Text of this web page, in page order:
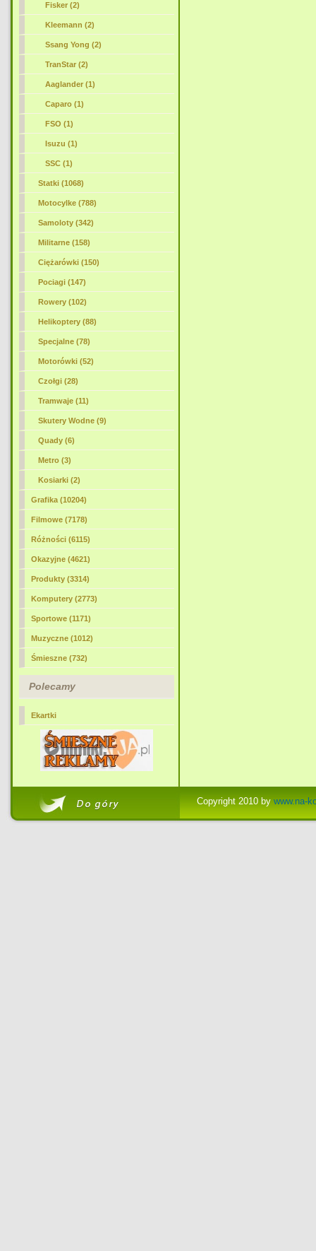
Fisker (2)
Kleemann (2)
Ssang Yong (2)
TranStar (2)
Aaglander (1)
Caparo (1)
FSO (1)
Isuzu (1)
SSC (1)
Statki (1068)
Motocylke (788)
Samoloty (342)
Militarne (158)
Ciężarówki (150)
Pociagi (147)
Rowery (102)
Helikoptery (88)
Specjalne (78)
Motorówki (52)
Czołgi (28)
Tramwaje (11)
Skutery Wodne (9)
Quady (6)
Metro (3)
Kosiarki (2)
Grafika (10204)
Filmowe (7178)
Różności (6115)
Okazyjne (4621)
Produkty (3314)
Komputery (2773)
Sportowe (1171)
Muzyczne (1012)
Śmieszne (732)
Polecamy
Ekartki
Copyright 2010 by www.na-